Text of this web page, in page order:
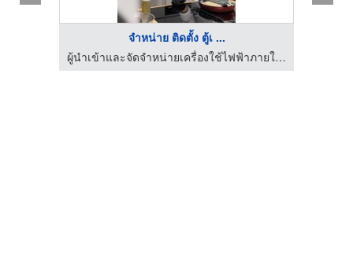
จำหน่าย ติดตั้ง ตู้เ ...
ผู้นำเข้าและจัดจำหน่ายเครื่องใช้ไฟฟ้าภายในครัว